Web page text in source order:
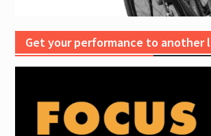
Get your performance to another